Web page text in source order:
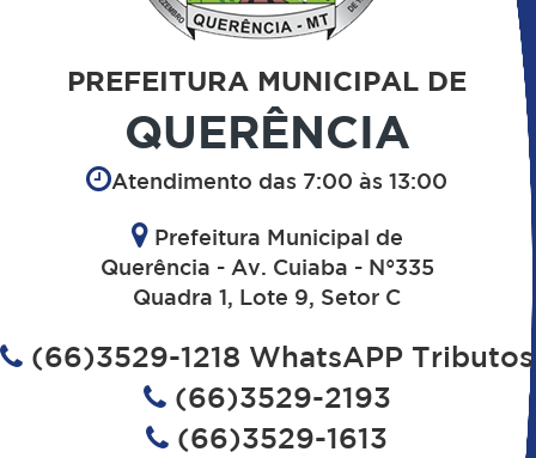
PREFEITURA MUNICIPAL DE
QUERÊNCIA
Atendimento das 7:00 às 13:00
Prefeitura Municipal de
Querência - Av. Cuiaba - N°335
Quadra 1, Lote 9, Setor C
(66)3529-1218 WhatsAPP Tributos
(66)3529-2193
(66)3529-1613